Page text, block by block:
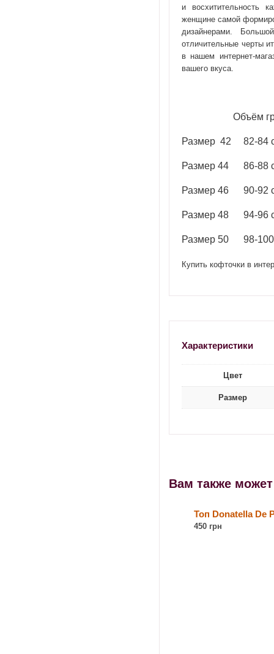
и восхитительность
женщине самой
дизайнерами.
отличительные черты
в нашем интернет-
вашего вкуса.
Объём
Размер 42 82-84
Размер 44 86-88
Размер 46 90-92
Размер 48 94-96
Размер 50 98-
Купить кофточки в
Характеристики
Цвет
Размер
Вам также
Топ Donatella De
450 грн